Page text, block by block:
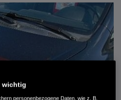
wichtig
personenbezogene Daten, wie z. B.